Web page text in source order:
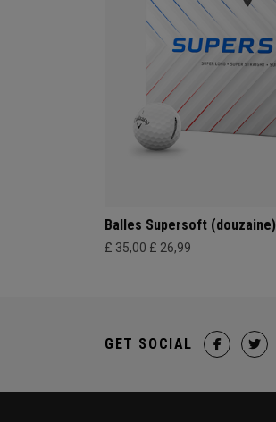
Balles Supersoft (douzaine)
£ 35,00 £ 26,99
GET SOCIAL